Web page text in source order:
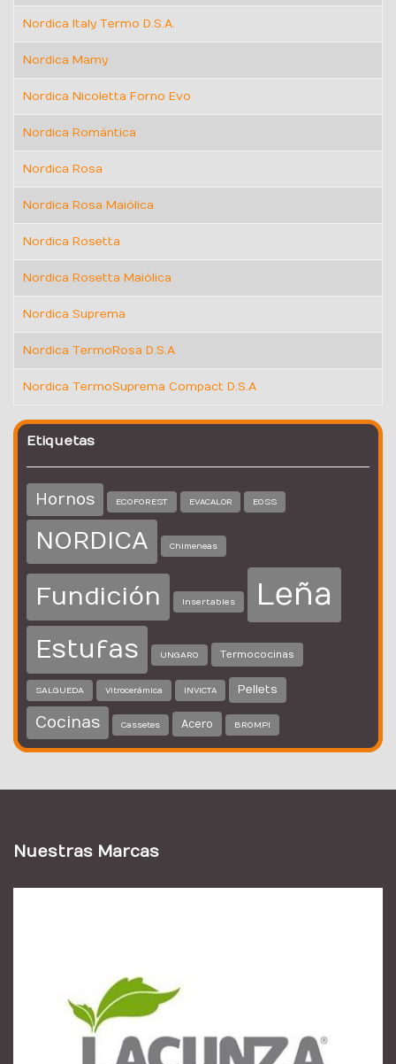
Nordica Italy Termo D.S.A.
Nordica Mamy
Nordica Nicoletta Forno Evo
Nordica Romántica
Nordica Rosa
Nordica Rosa Maiólica
Nordica Rosetta
Nordica Rosetta Maiólica
Nordica Suprema
Nordica TermoRosa D.S.A
Nordica TermoSuprema Compact D.S.A
Etiquetas
Hornos ECOFOREST EVACALOR EOSS
NORDICA Chimeneas
Fundición Insertables Leña
Estufas UNGARO Termococinas
SALGUEDA Vitrocerámica INVICTA Pellets
Cocinas Cassetes Acero BROMPI
Nuestras Marcas